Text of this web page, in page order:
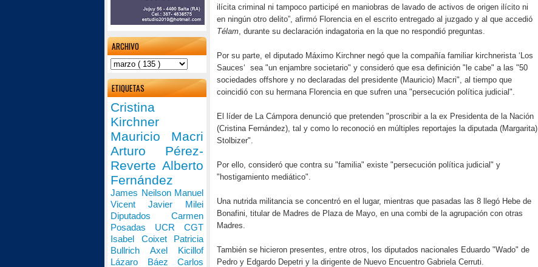
ilícita criminal ni tampoco participé en maniobras de lavado de activos de origen ilícito ni
en ningún otro delito”, afirmó Florencia en el escrito entregado al juzgado y al que accedió
Télam , durante su declaración indagatoria en la que no respondió preguntas.
Por su parte, el diputado Máximo Kirchner negó que la compañía familiar kirchnerista ‘Los
Sauces‘ sea "un enjambre societario" y consideró que esa definición "le cabe" a las "50
sociedades offshore y no declaradas del presidente (Mauricio) Macri", al tiempo que
coincidió con su hermana Florencia en que sufren una "persecución política judicial".
El líder de La Cámpora denunció que pretenden "proscribir a la ex Presidenta de la Nación
(Cristina Fernández), tal y como lo reconoció en múltiples reportajes la diputada (Margarita)
Stolbizer".
Por ello, consideró que contra su "familia" existe "persecución política judicial" y
"hostigamiento mediático".
Una nutrida militancia se concentró en el lugar, mientras que pasadas las 8 llegó Hebe de
Bonafini, titular de Madres de Plaza de Mayo, en una combi de la agrupación con otras
Madres.
También se hicieron presentes, entre otros, los diputados nacionales Eduardo "Wado" de
Pedro y Edgardo Depetri y la dirigente de Nuevo Encuentro Gabriela Cerruti.
ARCHIVO
ETIQUETAS
Cristina
Kirchner
Mauricio Macri
Arturo Pérez-
Reverte Alberto
Fernández
James Neilson Manuel
Vicent Javier Milei
Diputados Carmen
Posadas UCR CGT
Isabel Coixet Patricia
Bullrich Axel Kicillof
Lázaro Báez Carlos